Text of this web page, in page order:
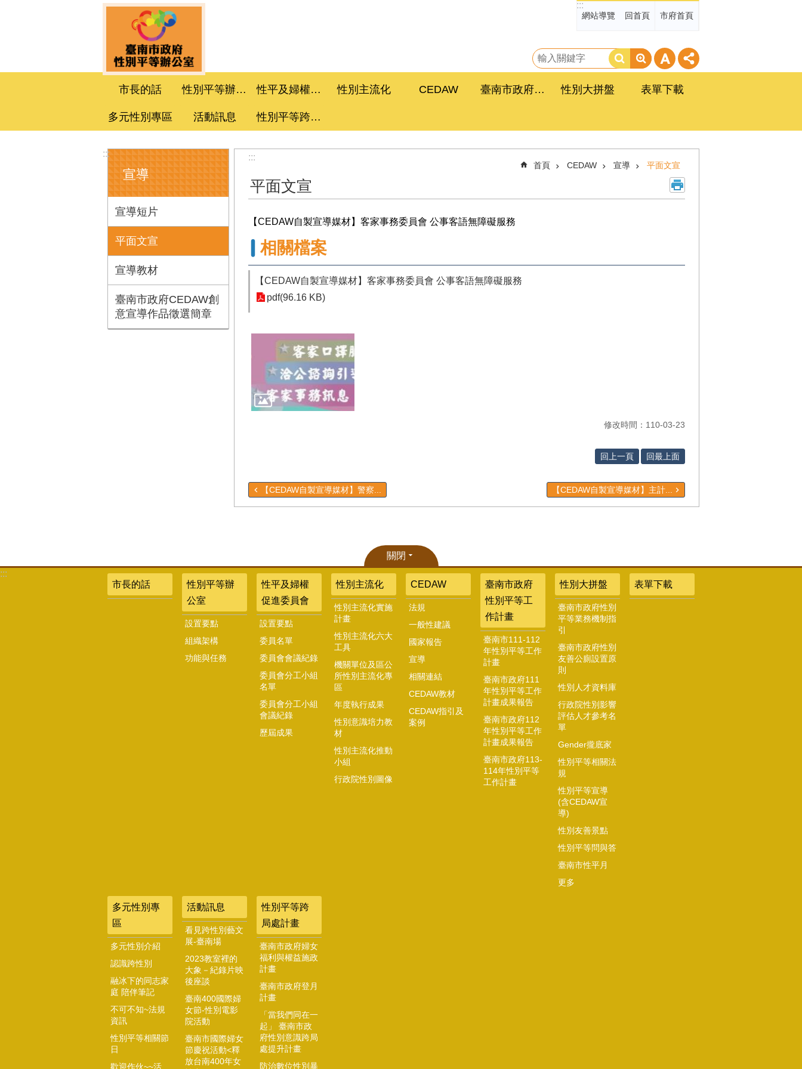
:::
網站導覽 回首頁 市府首頁
搜
尋
市長的話 性別平等辦公室 性平及婦權促進委員會 性別主流化 CEDAW 臺南市政府性別平等工作計畫 性別大拼盤 表單下載
多元性別專區 活動訊息 性別平等跨局處計畫
:::
宣導
宣導短片
平面文宣
宣導教材
臺南市政府CEDAW創
意宣導作品徵選簡章
:::
首頁 CEDAW 宣導 平面文宣
平面文宣
【CEDAW自製宣導媒材】客家事務委員會 公事客語無障礙服務
相關檔案
【CEDAW自製宣導媒材】客家事務委員會 公事客語無障礙服務
pdf(96.16 KB)
修改時間：110-03-23
回上一頁 回最上面
【CEDAW自製宣導媒材】警察... 【CEDAW自製宣導媒材】主計...
關閉
:::
市長的話
性別平等辦
公室
設置要點
組織架構
功能與任務
性平及婦權
促進委員會
設置要點
委員名單
委員會會議紀錄
委員會分工小組
名單
委員會分工小組
會議紀錄
歷屆成果
性別主流化
性別主流化實施
計畫
性別主流化六大
工具
機關單位及區公
所性別主流化專
區
年度執行成果
性別意識培力教
材
性別主流化推動
小組
行政院性別圖像
CEDAW
法規
一般性建議
國家報告
宣導
相關連結
CEDAW教材
CEDAW指引及
案例
臺南市政府
性別平等工
作計畫
臺南市111-112
年性別平等工作
計畫
臺南市政府111
年性別平等工作
計畫成果報告
臺南市政府112
年性別平等工作
計畫成果報告
臺南市政府113-
114年性別平等
工作計畫
性別大拼盤
臺南市政府性別
平等業務機制指
引
臺南市政府性別
友善公廁設置原
則
性別人才資料庫
行政院性別影響
評估人才參考名
單
Gender攏底家
性別平等相關法
規
性別平等宣導
(含CEDAW宣
導)
性別友善景點
性別平等問與答
臺南市性平月
更多
表單下載
多元性別專
區
多元性別介紹
認識跨性別
融冰下的同志家
庭 陪伴筆記
不可不知~法規
資訊
性別平等相關節
日
歡迎作伙~~活
活動訊息
看見跨性別藝文
展-臺南場
2023教室裡的
大象－紀錄片映
後座談
臺南400國際婦
女節-性別電影
院活動
臺南市國際婦女
節慶祝活動<釋
放台南400年女
性別平等跨
局處計畫
臺南市政府婦女
福利與權益施政
計畫
臺南市政府登月
計畫
「當我們同在一
起」 臺南市政
府性別意識跨局
處提升計畫
防治數位性別暴